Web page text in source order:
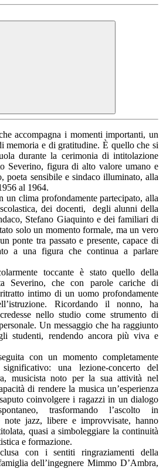
accompagna i momenti importanti, un
memoria e di gratitudine. È quello che si
durante la cerimonia di intitolazione
Severino, figura di alto valore umano e
poeta sensibile e sindaco illuminato, alla
al 1964.
un clima profondamente partecipato, alla
dei docenti, degli alunni della
Stefano Giaquinto e dei familiari di
solo un momento formale, ma un vero
ponte tra passato e presente, capace di
a una figura che continua a parlare
toccante è stato quello della
Severino, che con parole cariche di
intimo di un uomo profondamente
Ricordando il nonno, ha
nello studio come strumento di
Un messaggio che ha raggiunto
studenti, rendendo ancora più viva e
con un momento completamente
una lezione-concerto del
musicista noto per la sua attività nel
di rendere la musica un’esperienza
coinvolgere i ragazzi in un dialogo
trasformando l’ascolto in
note jazz, libere e improvvisate, hanno
quasi a simboleggiare la continuità
e formazione.
con i sentiti ringraziamenti della
dell’ingegnere Mimmo D’Ambra,